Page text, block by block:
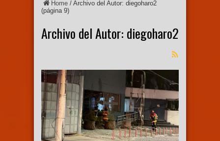
Home / Archivo del Autor: diegoharo2
(página 9)
Archivo del Autor: diegoharo2